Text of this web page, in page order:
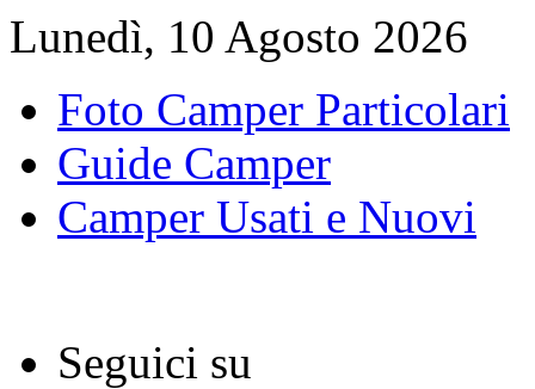
Lunedì, 10 Agosto 2026
Foto Camper Particolari
Guide Camper
Camper Usati e Nuovi
Seguici su